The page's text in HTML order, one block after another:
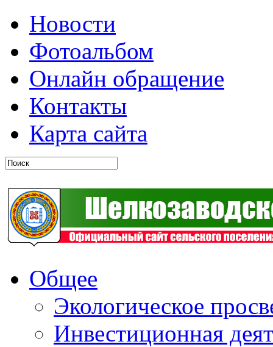
Новости
Фотоальбом
Онлайн обращение
Контакты
Карта сайта
Общее
Экологическое
Инвестиционная